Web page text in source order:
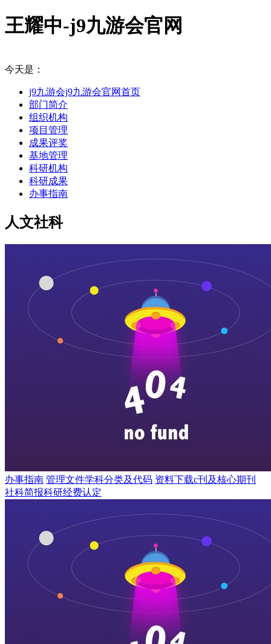
王耀中-j9九游会官网
今天是：
j9九游会j9九游会官网首页
部门简介
组织机构
项目管理
成果评奖
基地管理
科研机构
科研成果
办事指南
人文社科
办事指南 管理文件学科分类及代码 资料下载c刊及核心期刊
社科简报科研经费认定